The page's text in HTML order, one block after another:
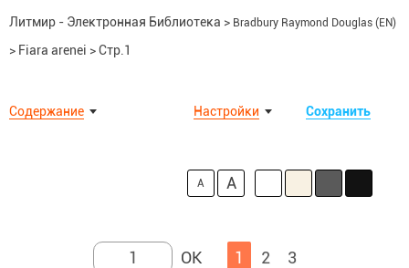
Литмир - Электронная Библиотека > Bradbury Raymond Douglas (EN)
> Fiara arenei >Стр.1
Содержание Сохранить
Настройки
A A
1 2 3